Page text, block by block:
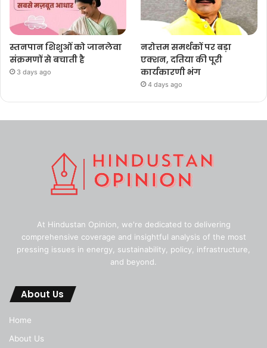
स्तनपान शिशुओं को जानलेवा
संक्रमणों से बचाती है
3 days ago
नरोत्तम समर्थकों पर बड़ा
एक्शन, दतिया की पूरी
कार्यकारणी भंग
4 days ago
At Hindustan Opinion, we're dedicated to delivering
comprehensive coverage and insightful analysis of the most
pressing issues in energy, sustainability, policy, infrastructure,
and beyond.
About Us
Home
About Us